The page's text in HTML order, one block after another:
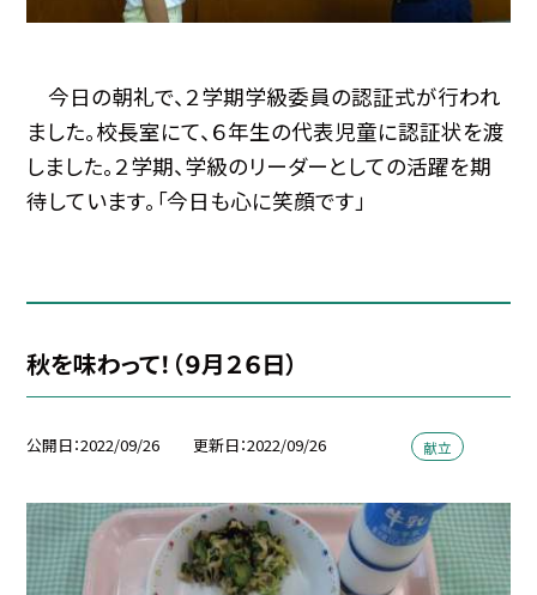
今日の朝礼で、２学期学級委員の認証式が行われ
ました。校長室にて、６年生の代表児童に認証状を渡
しました。２学期、学級のリーダーとしての活躍を期
待しています。「今日も心に笑顔です」
秋を味わって！（９月２６日）
公開日 2022/09/26 更新日 2022/09/26 献立